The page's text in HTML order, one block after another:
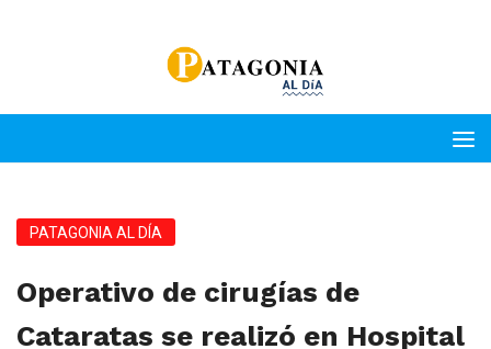
PATAGONIA AL DÍA
Operativo de cirugías de
Cataratas se realizó en Hospital